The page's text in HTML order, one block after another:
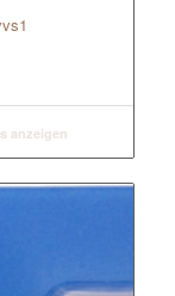
anzeigen